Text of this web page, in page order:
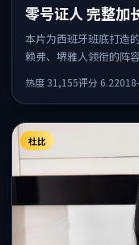
零号证人 完整加
本片为西班牙班底打造
赖弗、堺雅人领衔的阵
热度 31,155评分 6.2
杜比